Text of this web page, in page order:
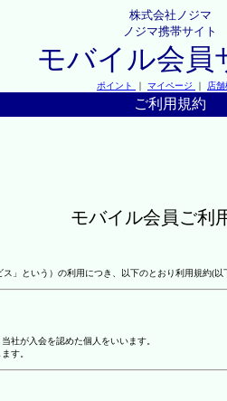
株式会社ノジマ
ノジマ携帯サイト
モバイル会員
ポイント ｜ マイページ ｜ 店
ご利用規約
モバイル会員ご利
という）の利用につき、以下のとおり利用規約(
社が入会を認めた個人をいいます。
す。